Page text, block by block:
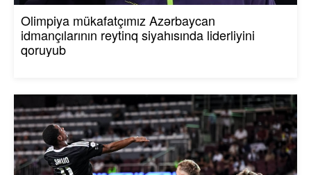
Olimpiya mükafatçımız Azərbaycan
idmançılarının reytinq siyahısında liderliyini
qoruyub